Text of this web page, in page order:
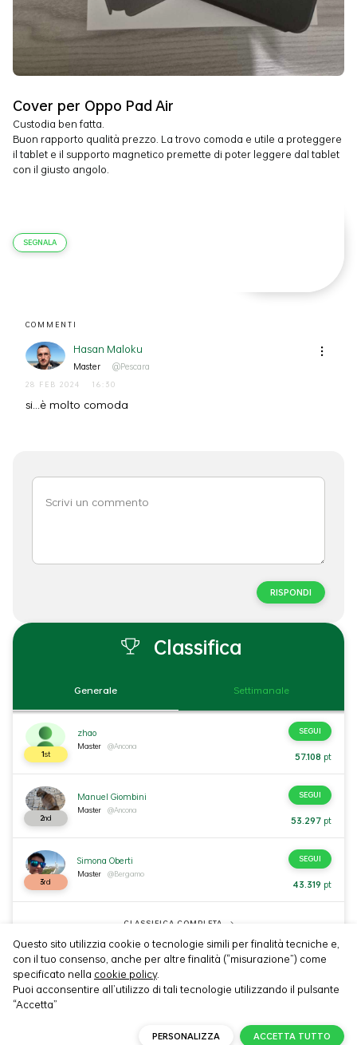
Questo sito utilizzia cookie o tecnologie simili per finalità tecniche e,
con il tuo consenso, anche per altre finalità (“misurazione”) come
specificato nella cookie policy.
Puoi acconsentire all’utilizzo di tali tecnologie utilizzando il pulsante
“Accetta”
PERSONALIZZA ACCETTA TUTTO
Cover per Oppo Pad Air
Custodia ben fatta.
Buon rapporto qualità prezzo. La trovo comoda e utile a proteggere
il tablet e il supporto magnetico premette di poter leggere dal tablet
con il giusto angolo.
SEGNALA
COMMENTI
Hasan Maloku
Master @Pescara
28 FEB 2024 16:30
si...è molto comoda
RISPONDI
Classifica
Generale Settimanale
1st
zhao
Master @Ancona
SEGUI
57.108 pt
2nd
Manuel Giombini
Master @Ancona
SEGUI
53.297 pt
3rd
Simona Oberti
Master @Bergamo
SEGUI
43.319 pt
CLASSIFICA COMPLETA
Privacy Policy Cookie Policy
Termini e Condizioni